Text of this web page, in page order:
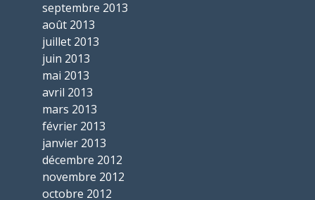
septembre 2013
août 2013
juillet 2013
juin 2013
mai 2013
avril 2013
mars 2013
février 2013
janvier 2013
décembre 2012
novembre 2012
octobre 2012